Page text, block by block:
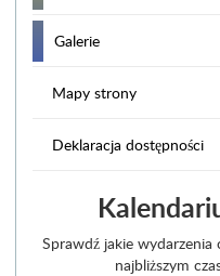
Galerie
Mapy strony
Deklaracja dostępności
Sprawdź jakie wydarzenia
najbliższym